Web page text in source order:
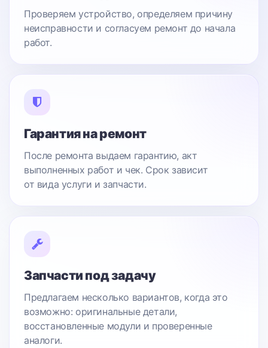
Проверяем устройство, определяем причину
неисправности и согласуем ремонт до начала
работ.
Гарантия на ремонт
После ремонта выдаем гарантию, акт
выполненных работ и чек. Срок зависит
от вида услуги и запчасти.
Запчасти под задачу
Предлагаем несколько вариантов, когда это
возможно: оригинальные детали,
восстановленные модули и проверенные
аналоги.